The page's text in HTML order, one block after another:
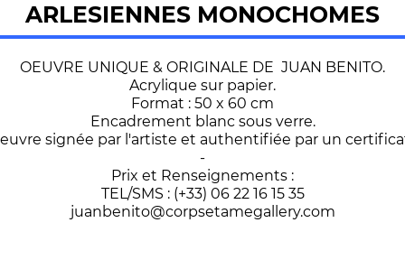
ARLESIENNES MONOCHOMES
OEUVRE UNIQUE & ORIGINALE DE JUAN BENITO.
Acrylique sur papier.
Format : 50 x 60 cm
Encadrement blanc sous verre.
signée par l'artiste et authentifiée par un
-
Prix et Renseignements :
TEL/SMS : (+33) 06 22 16 15 35
juanbenito@corpsetamegallery.com